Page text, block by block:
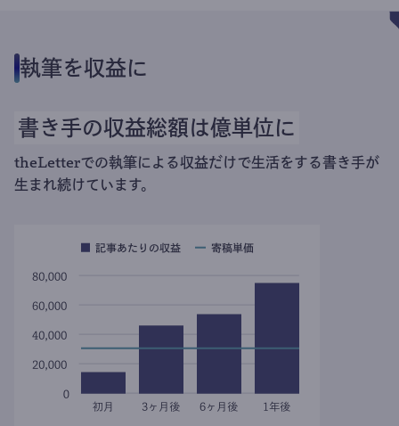
執筆を収益に
書き手の収益総額は億単位に
theLetterでの執筆による収益だけで生活をする書き手が
生まれ続けています。